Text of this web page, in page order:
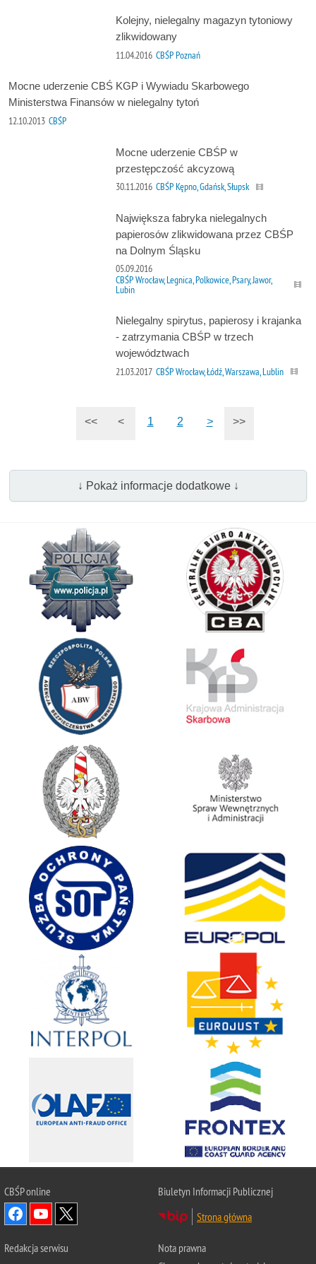
Kolejny, nielegalny magazyn tytoniowy
zlikwidowany
11.04.2016 CBŚP Poznań
Mocne uderzenie CBŚ KGP i Wywiadu Skarbowego
Ministerstwa Finansów w nielegalny tytoń
12.10.2013 CBŚP
Mocne uderzenie CBŚP w
przestępczość akcyzową
30.11.2016 CBŚP Kępno, Gdańsk, Słupsk
Największa fabryka nielegalnych
papierosów zlikwidowana przez CBŚP
na Dolnym Śląsku
05.09.2016
CBŚP Wrocław, Legnica, Polkowice, Psary, Jawor,
Lubin
Nielegalny spirytus, papierosy i krajanka
- zatrzymania CBŚP w trzech
województwach
21.03.2017 CBŚP Wrocław, Łódź, Warszawa, Lublin
<< < 1 2 > >>
↓ Pokaż informacje dodatkowe ↓
CBŚPonline
Biuletyn Informacji Publicznej
Strona główna
Redakcja serwisu
Nota prawna